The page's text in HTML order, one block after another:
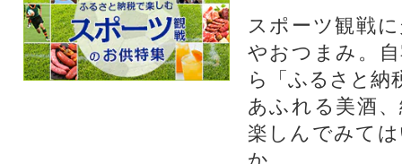
スポーツ観戦
やおつまみ。
ら「ふるさと納
あふれる美酒
楽しんでみて